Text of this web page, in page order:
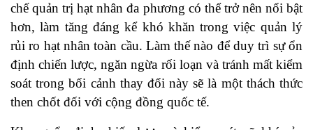
chế quản trị hạt nhân đa phương có thể trở nên nổi bật
hơn, làm tăng đáng kể khó khăn trong việc quản lý
rủi ro hạt nhân toàn cầu. Làm thế nào để duy trì sự ổn
định chiến lược, ngăn ngừa rối loạn và tránh mất kiểm
soát trong bối cảnh thay đổi này sẽ là một thách thức
then chốt đối với cộng đồng quốc tế.